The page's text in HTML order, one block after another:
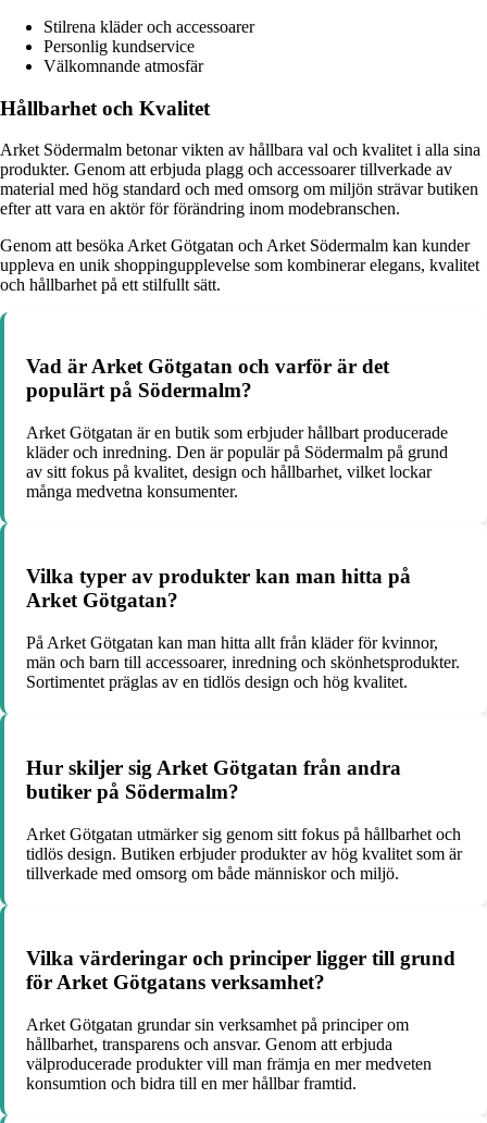
Stilrena kläder och accessoarer
Personlig kundservice
Välkomnande atmosfär
Hållbarhet och Kvalitet
Arket Södermalm betonar vikten av hållbara val och kvalitet i alla sina
produkter. Genom att erbjuda plagg och accessoarer tillverkade av
material med hög standard och med omsorg om miljön strävar butiken
efter att vara en aktör för förändring inom modebranschen.
Genom att besöka Arket Götgatan och Arket Södermalm kan kunder
uppleva en unik shoppingupplevelse som kombinerar elegans, kvalitet
och hållbarhet på ett stilfullt sätt.
Vad är Arket Götgatan och varför är det
populärt på Södermalm?
Arket Götgatan är en butik som erbjuder hållbart producerade
kläder och inredning. Den är populär på Södermalm på grund
av sitt fokus på kvalitet, design och hållbarhet, vilket lockar
många medvetna konsumenter.
Vilka typer av produkter kan man hitta på
Arket Götgatan?
På Arket Götgatan kan man hitta allt från kläder för kvinnor,
män och barn till accessoarer, inredning och skönhetsprodukter.
Sortimentet präglas av en tidlös design och hög kvalitet.
Hur skiljer sig Arket Götgatan från andra
butiker på Södermalm?
Arket Götgatan utmärker sig genom sitt fokus på hållbarhet och
tidlös design. Butiken erbjuder produkter av hög kvalitet som är
tillverkade med omsorg om både människor och miljö.
Vilka värderingar och principer ligger till grund
för Arket Götgatans verksamhet?
Arket Götgatan grundar sin verksamhet på principer om
hållbarhet, transparens och ansvar. Genom att erbjuda
välproducerade produkter vill man främja en mer medveten
konsumtion och bidra till en mer hållbar framtid.